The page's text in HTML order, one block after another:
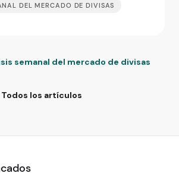
DEL MERCADO DE DIVISAS
semanal del mercado de divisas
Todos los artículos